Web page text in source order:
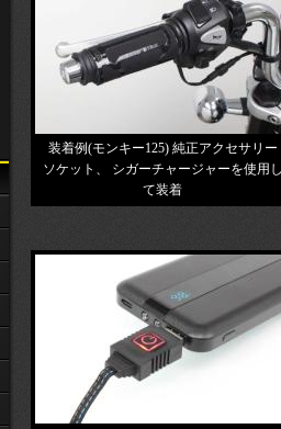
装着例(モンキー125) 純正アクセサリー
ソケット、 シガーチャージャーを使用
て装着